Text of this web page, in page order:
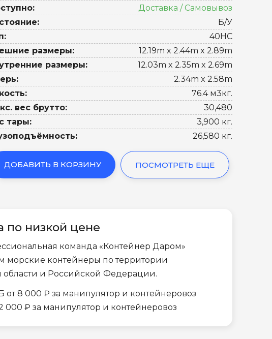
Доставка / Самовывоз
Б/У
40HC
размеры:
12.19m x 2.44m x 2.89m
размеры:
12.03m x 2.35m x 2.69m
2.34m x 2.58m
76.4 м3кг.
вес брутто:
30,480
тары:
3,900 кг.
26,580 кг.
ДОБАВИТЬ В КОРЗИНУ ПОСМОТРЕТЬ ЕЩЕ
по низкой цене
команда «Контейнер Даром»
морские контейнеры по территории
области и Российской Федерации.
8 000 ₽ за манипулятор и контейнеровоз
000 ₽ за манипулятор и контейнеровоз